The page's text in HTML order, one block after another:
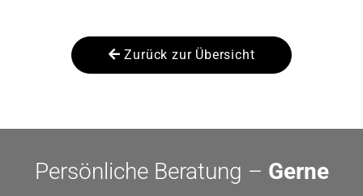
Zurück zur Übersicht
Persönliche Beratung – Gerne